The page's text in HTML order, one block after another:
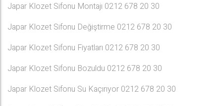
Japar Klozet Sifonu Montajı 0212 678 20 30
Japar Klozet Sifonu Değiştirme 0212 678 20 30
Japar Klozet Sifonu Fiyatları 0212 678 20 30
Japar Klozet Sifonu Bozuldu 0212 678 20 30
Japar Klozet Sifonu Su Kaçırıyor 0212 678 20 30